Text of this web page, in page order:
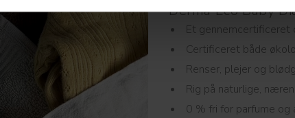
Derma Eco Baby
Et gennemcertificeret
Certificeret både
Renser, plejer og
Rig på naturlige,
0 % fri for parfume og